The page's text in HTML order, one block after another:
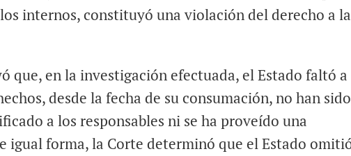
internos, constituyó una violación del derecho a la
que, en la investigación efectuada, el Estado faltó a
desde la fecha de su consumación, no han sido
a los responsables ni se ha proveído una
igual forma, la Corte determinó que el Estado